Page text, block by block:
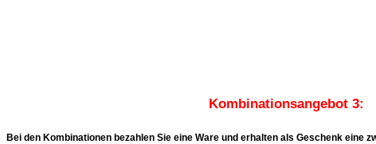
Kombinationsangebot 3:
Bei den Kombinationen bezahlen Sie eine Ware und erhalten als Geschenk eine